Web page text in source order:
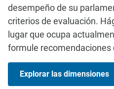
desempeño de su
criterios de evaluación.
lugar que ocupa
formule recomendaciones
Explorar las dimensiones